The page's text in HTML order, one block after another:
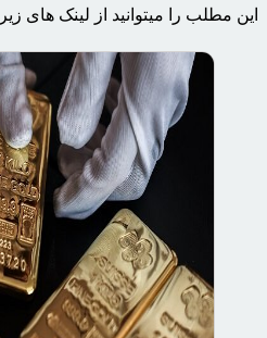
این مطلب را میتوانید از لینک های